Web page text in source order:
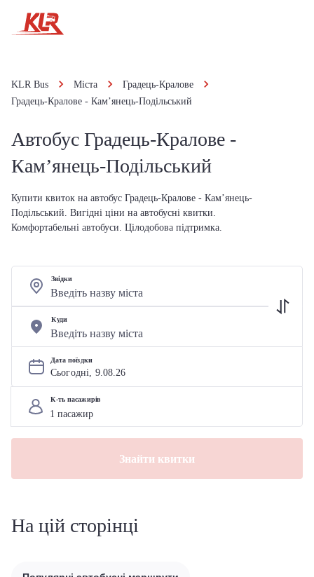
KLR Bus Міста
Градець-Кралове
Градець-Кралове - Кам’янець-Подільський
Автобус Градець-Кралове -
Кам’янець-Подільський
Купити квиток на автобус Градець-Кралове - Кам’янець-
Подільський. Вигідні ціни на автобусні квитки.
Комфортабельні автобуси. Цілодобова підтримка.
Звідки
Куди
Дата поїздки
Сьогодні, 9.08.26
К-ть пасажирів
Знайти квитки
На цій сторінці